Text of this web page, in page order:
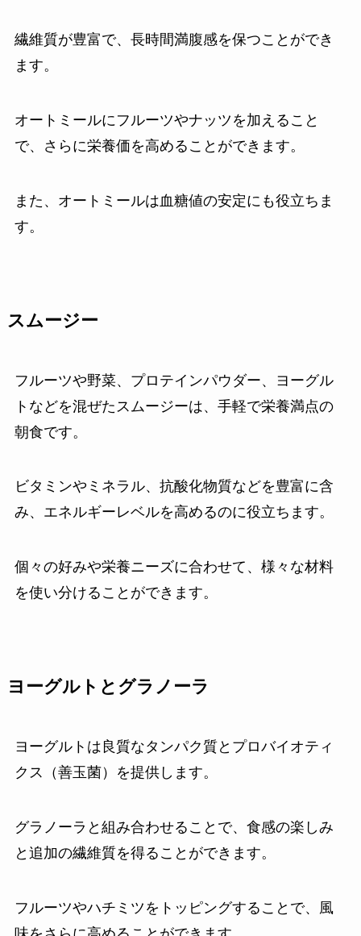
繊維質が豊富で、長時間満腹感を保つことができ
ます。
オートミールにフルーツやナッツを加えること
で、さらに栄養価を高めることができます。
また、オートミールは血糖値の安定にも役立ちま
す。
スムージー
フルーツや野菜、プロテインパウダー、ヨーグル
トなどを混ぜたスムージーは、手軽で栄養満点の
朝食です。
ビタミンやミネラル、抗酸化物質などを豊富に含
み、エネルギーレベルを高めるのに役立ちます。
個々の好みや栄養ニーズに合わせて、様々な材料
を使い分けることができます。
ヨーグルトとグラノーラ
ヨーグルトは良質なタンパク質とプロバイオティ
クス（善玉菌）を提供します。
グラノーラと組み合わせることで、食感の楽しみ
と追加の繊維質を得ることができます。
フルーツやハチミツをトッピングすることで、風